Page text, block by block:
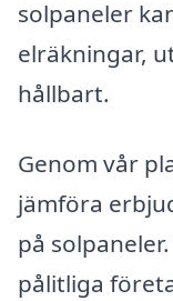
solpaneler
elräkningar,
hållbart.
Genom vår
jämföra
på
pålitliga